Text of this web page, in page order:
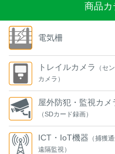
商品カ
電気柵
トレイルカメラ
（セ
カメラ）
屋外防犯・監視カメ
（SDカード録画）
ICT・IoT機器 （捕獲
遠隔監視）